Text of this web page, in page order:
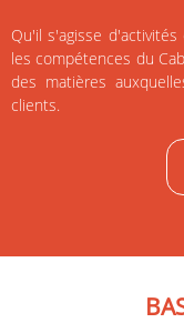
Qu'il s'agisse
les compétences du
des matières
clients.